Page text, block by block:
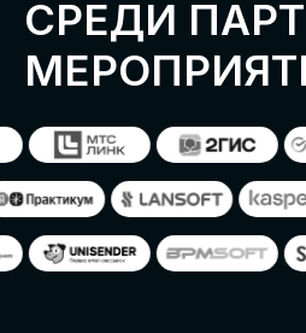
ОСТАВИТЬ
ЗАЯВКУ
Оставьте заявку, наши менеджеры